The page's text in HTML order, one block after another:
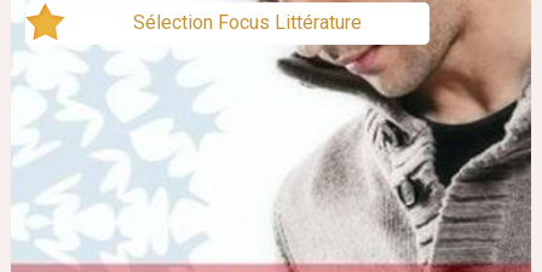
Sélection Focus Littérature